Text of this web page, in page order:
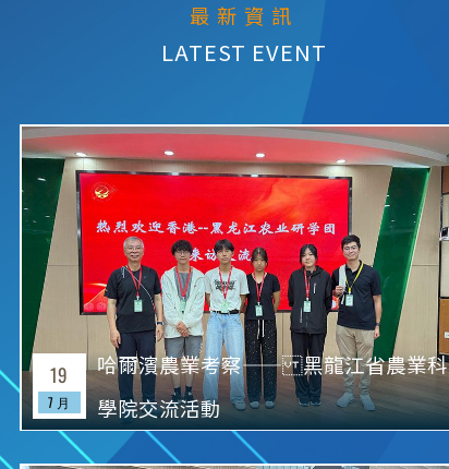
最新資訊
19
7 月
哈爾濱農業考察—— 黑龍江省農業科
學院交流活動